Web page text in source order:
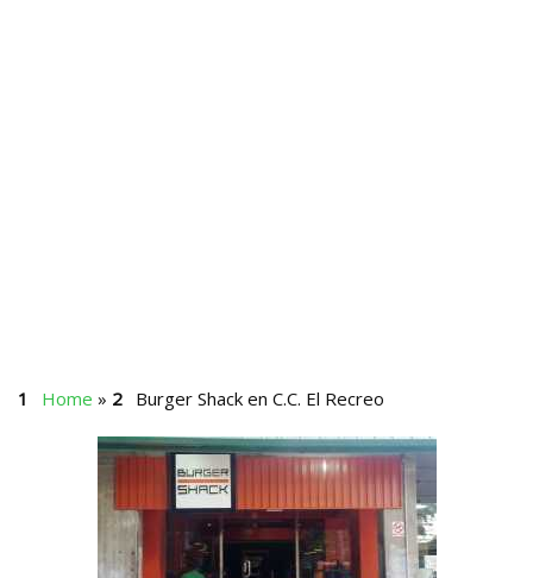
Home » Burger Shack en C.C. El Recreo